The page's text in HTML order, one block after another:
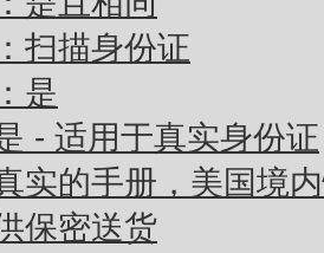
扫描身份证
是
- 适用于真实身份证
实的手册，美国境
保密送货